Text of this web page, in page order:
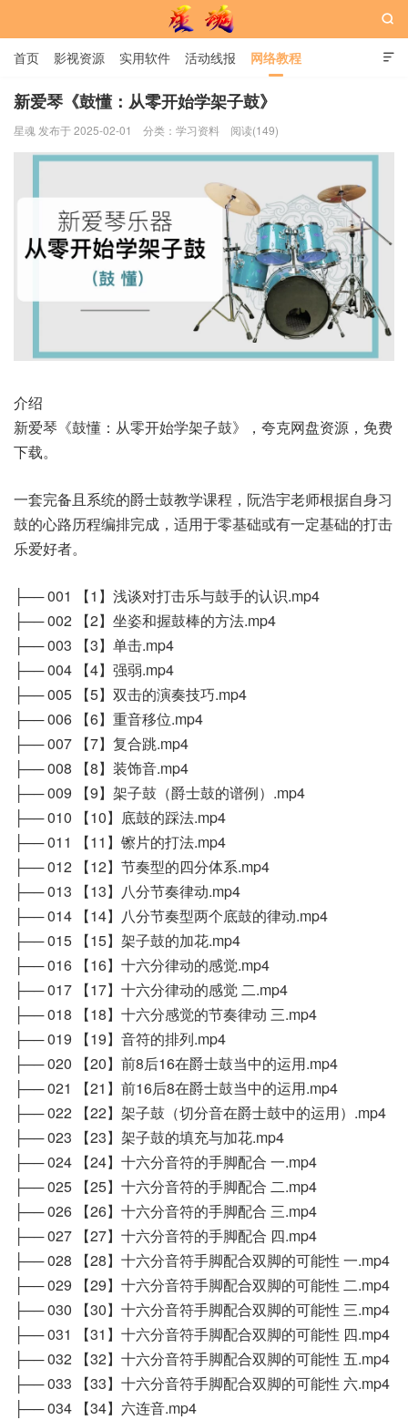
星魂网

首页 影视资源 实用软件 活动线报 网络教程
用户中心 书籍 娱乐

新爱琴《鼓懂：从零开始学架子鼓》
星魂 发布于 2025-02-01 分类： 学习资料 阅读(149)
介绍
新爱琴《鼓懂：从零开始学架子鼓》，夸克网盘资源，免费
下载。
一套完备且系统的爵士鼓教学课程，阮浩宇老师根据自身习
鼓的心路历程编排完成，适用于零基础或有一定基础的打击
乐爱好者。
├── 001 【1】浅谈对打击乐与鼓手的认识.mp4
├── 002 【2】坐姿和握鼓棒的方法.mp4
├── 003 【3】单击.mp4
├── 004 【4】强弱.mp4
├── 005 【5】双击的演奏技巧.mp4
├── 006 【6】重音移位.mp4
├── 007 【7】复合跳.mp4
├── 008 【8】装饰音.mp4
├── 009 【9】架子鼓（爵士鼓的谱例）.mp4
├── 010 【10】底鼓的踩法.mp4
├── 011 【11】镲片的打法.mp4
├── 012 【12】节奏型的四分体系.mp4
├── 013 【13】八分节奏律动.mp4
├── 014 【14】八分节奏型两个底鼓的律动.mp4
├── 015 【15】架子鼓的加花.mp4
├── 016 【16】十六分律动的感觉.mp4
├── 017 【17】十六分律动的感觉 二.mp4
├── 018 【18】十六分感觉的节奏律动 三.mp4
├── 019 【19】音符的排列.mp4
├── 020 【20】前8后16在爵士鼓当中的运用.mp4
├── 021 【21】前16后8在爵士鼓当中的运用.mp4
├── 022 【22】架子鼓（切分音在爵士鼓中的运用）.mp4
├── 023 【23】架子鼓的填充与加花.mp4
├── 024 【24】十六分音符的手脚配合 一.mp4
├── 025 【25】十六分音符的手脚配合 二.mp4
├── 026 【26】十六分音符的手脚配合 三.mp4
├── 027 【27】十六分音符的手脚配合 四.mp4
├── 028 【28】十六分音符手脚配合双脚的可能性 一.mp4
├── 029 【29】十六分音符手脚配合双脚的可能性 二.mp4
├── 030 【30】十六分音符手脚配合双脚的可能性 三.mp4
├── 031 【31】十六分音符手脚配合双脚的可能性 四.mp4
├── 032 【32】十六分音符手脚配合双脚的可能性 五.mp4
├── 033 【33】十六分音符手脚配合双脚的可能性 六.mp4
├── 034 【34】六连音.mp4